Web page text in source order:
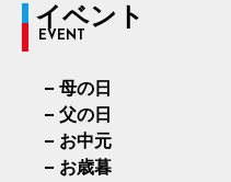
イベント
EVENT
母の日
父の日
お中元
お歳暮